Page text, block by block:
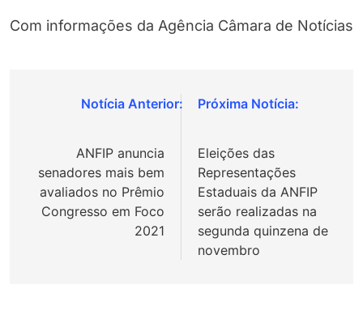
Com informações da Agência Câmara de Notícias
Navegação
Post
ANFIP anuncia
senadores mais bem
avaliados no Prêmio
Congresso em Foco
2021
Eleições das
Representações
Estaduais da ANFIP
serão realizadas na
segunda quinzena de
novembro